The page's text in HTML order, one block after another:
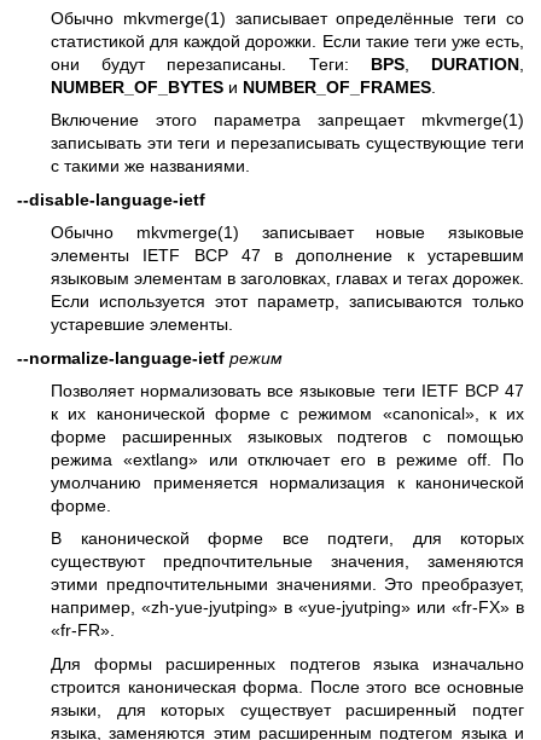
Обычно mkvmerge(1) записывает определённые теги со
статистикой для каждой дорожки. Если такие теги уже есть,
они будут перезаписаны. Теги: BPS, DURATION
NUMBER_OF_BYTES и NUMBER_OF_FRAMES
Включение этого параметра запрещает mkvmerge(1)
записывать эти теги и перезаписывать существующие теги
с такими же названиями.
--disable-language-ietf
Обычно mkvmerge(1) записывает новые языковые
элементы IETF BCP 47 в дополнение к устаревшим
языковым элементам в заголовках, главах и тегах дорожек.
Если используется этот параметр, записываются только
устаревшие элементы.
--normalize-language-ietf режим
Позволяет нормализовать все языковые теги IETF BCP 47
к их канонической форме с режимом «canonical», к их
форме расширенных языковых подтегов с помощью
режима «extlang» или отключает его в режиме off. По
умолчанию применяется нормализация к канонической
форме.
В канонической форме все подтеги, для которых
существуют предпочтительные значения, заменяются
этими предпочтительными значениями. Это преобразует,
например, «zh-yue-jyutping» в «yue-jyutping» или «fr-FX» в
«fr-FR».
Для формы расширенных подтегов языка изначально
строится каноническая форма. После этого все основные
языки, для которых существует расширенный подтег
языка, заменяются этим расширенным подтегом языка и